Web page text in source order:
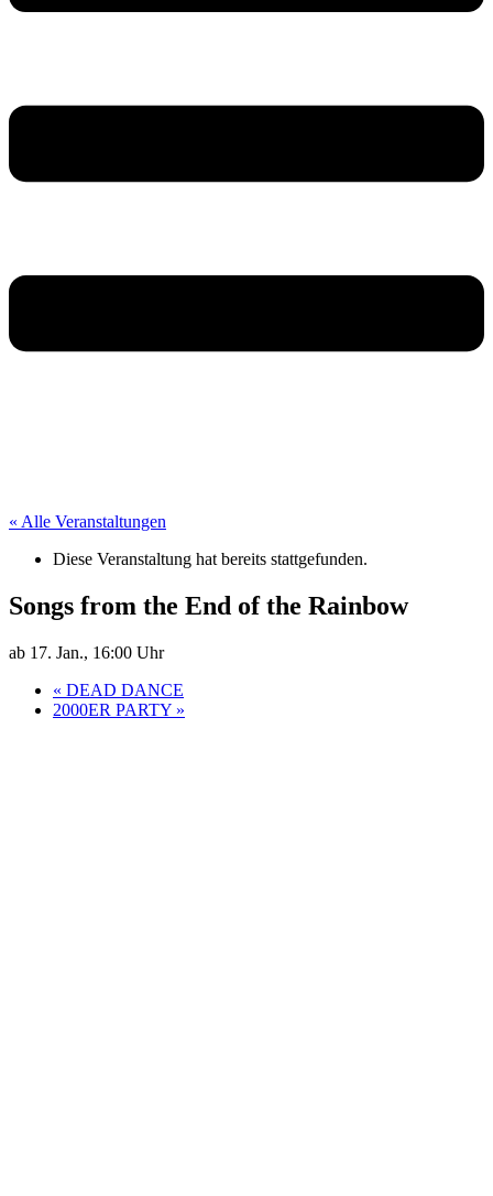
« Alle Veranstaltungen
Diese Veranstaltung hat bereits stattgefunden.
Songs from the End of the Rainbow
ab 17. Jan., 16:00 Uhr
« DEAD DANCE
2000ER PARTY »